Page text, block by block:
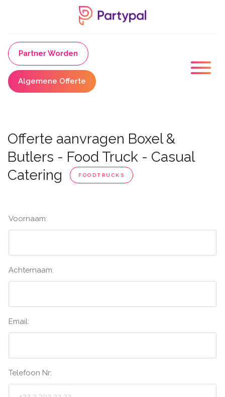
Partner Worden
Algemene Offerte
Offerte aanvragen Boxel &
Butlers - Food Truck - Casual
Catering
FOODTRUCKS
Voornaam:
Achternaam:
Email:
Telefoon Nr: